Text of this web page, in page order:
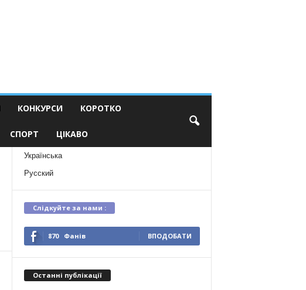
КОНКУРСИ КОРОТКО
СПОРТ ЦІКАВО
Українська
Русский
Слідкуйте за нами :
870 Фанів ВПОДОБАТИ
Останні публікації